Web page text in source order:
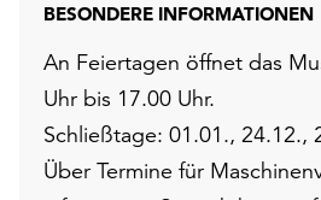
BESONDERE INFORMATIONEN
An Feiertagen öffnet das
Uhr bis 17.00 Uhr.
Schließtage: 01.01., 24.12.,
Über Termine für